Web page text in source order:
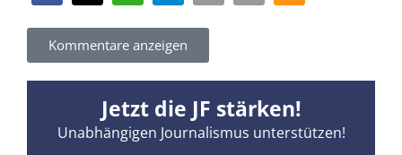
Kommentare anzeigen
Jetzt die JF stärken!
Unabhängigen Journalismus unterstützen!